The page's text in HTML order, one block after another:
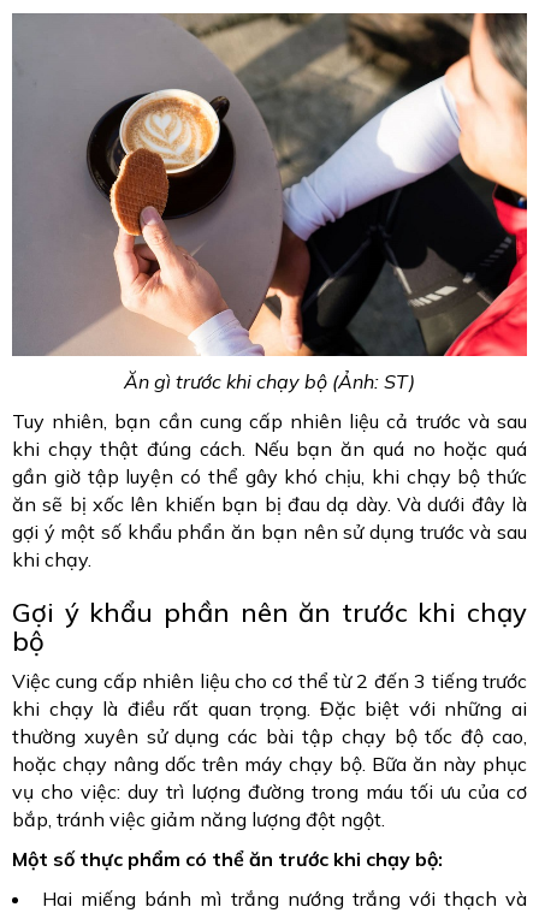
Ăn gì trước khi chạy bộ (Ảnh: ST)
Tuy nhiên, bạn cần cung cấp nhiên liệu cả trước và sau
khi chạy thật đúng cách. Nếu bạn ăn quá no hoặc quá
gần giờ tập luyện có thể gây khó chịu, khi chạy bộ thức
ăn sẽ bị xốc lên khiến bạn bị đau dạ dày. Và dưới đây là
gợi ý một số khẩu phẩn ăn bạn nên sử dụng trước và sau
khi chạy.
Gợi ý khẩu phần nên ăn trước khi chạy
bộ
Việc cung cấp nhiên liệu cho cơ thể từ 2 đến 3 tiếng trước
khi chạy là điều rất quan trọng. Đặc biệt với những ai
thường xuyên sử dụng các bài tập chạy bộ tốc độ cao,
hoặc chạy nâng dốc trên máy chạy bộ. Bữa ăn này phục
vụ cho việc: duy trì lượng đường trong máu tối ưu của cơ
bắp, tránh việc giảm năng lượng đột ngột.
Một số thực phẩm có thể ăn trước khi chạy bộ:
Hai miếng bánh mì trắng nướng trắng với thạch và